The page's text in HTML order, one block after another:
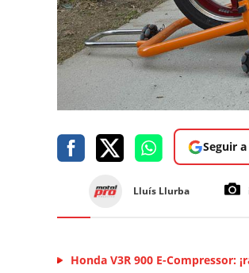
Seguir
Lluís Llurba
Honda V3R 900 E-Compressor: